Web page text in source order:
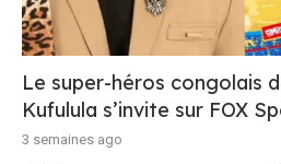
Le super-héros congolais
Kufulula s’invite sur FOX
3 semaines ago